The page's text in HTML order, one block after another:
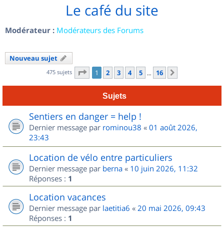
Le café du site
Modérateur : Modérateurs des Forums
Nouveau sujet
475 sujets Page 1sur
1 2 3 4 5 … 16
Sujets
Sentiers en danger = help !
Dernier message par rominou38 « 01 août 2026,
23:43
Location de vélo entre particuliers
Dernier message par berna « 10 juin 2026, 11:32
Réponses : 1
Location vacances
Dernier message par laetitia6 « 20 mai 2026, 09:43
Réponses : 1